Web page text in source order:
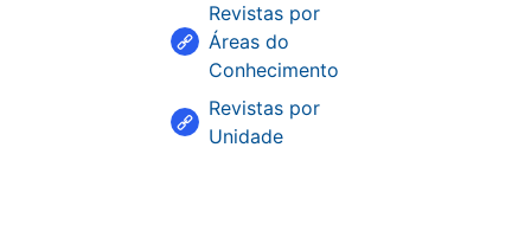
Revistas por
Áreas do
Conhecimento
Revistas por
Unidade